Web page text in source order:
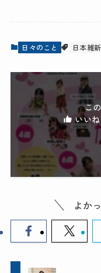
日々のこと 日本維
こ
いい
よか